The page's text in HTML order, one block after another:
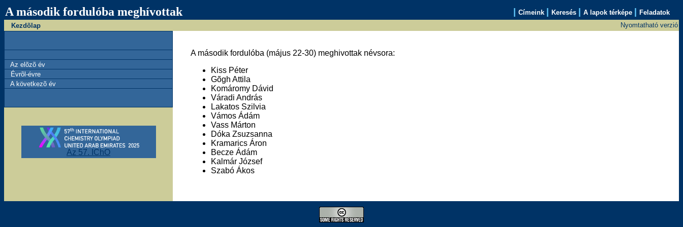
A második fordulóba meghívottak Címeink Keresés A lapok térképe
Feladatok
Kezdõlap
Nyomtatható verzió
Az elõzõ év
Évrõl-évre
A következõ év
Az 57. IChO
A második fordulóba (május 22-30) meghivottak névsora:
Kiss Péter
Gõgh Attila
Komáromy Dávid
Váradi András
Lakatos Szilvia
Vámos Ádám
Vass Márton
Dóka Zsuzsanna
Kramarics Áron
Becze Ádám
Kalmár József
Szabó Ákos